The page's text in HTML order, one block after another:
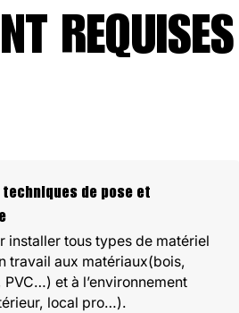
REQUISES
de pose et
installer tous types de matériel
travail aux matériaux(bois,
et à l’environnement
local pro…).